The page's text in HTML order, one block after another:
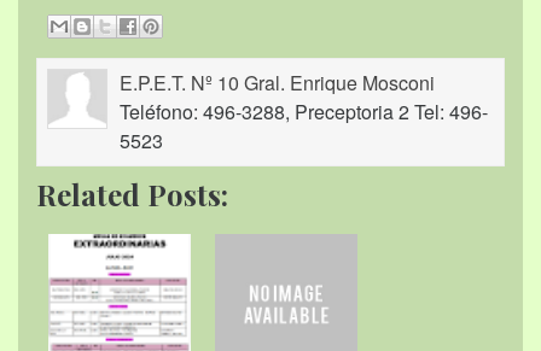
E.P.E.T. Nº 10 Gral. Enrique Mosconi
Teléfono: 496-3288, Preceptoria 2 Tel: 496-
5523
Related Posts: